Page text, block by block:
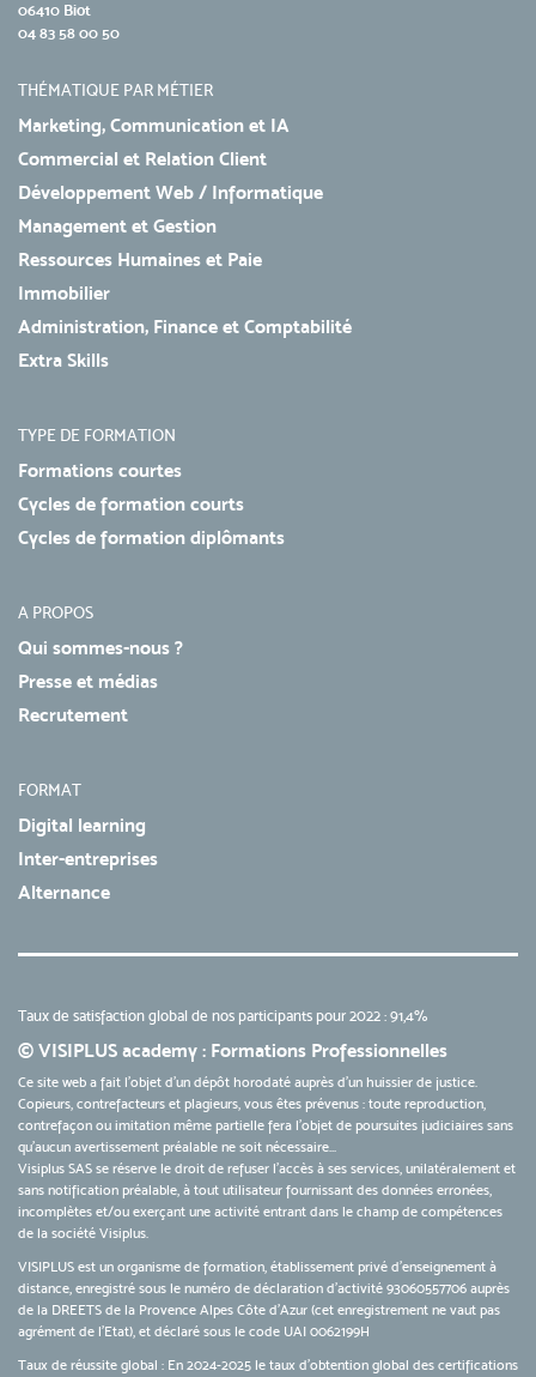
06410 Biot
04 83 58 00 50
THÉMATIQUE PAR MÉTIER
Marketing, Communication et IA
Commercial et Relation Client
Développement Web / Informatique
Management et Gestion
Ressources Humaines et Paie
Immobilier
Administration, Finance et Comptabilité
Extra Skills
TYPE DE FORMATION
Formations courtes
Cycles de formation courts
Cycles de formation diplômants
A PROPOS
Qui sommes-nous ?
Presse et médias
Recrutement
FORMAT
Digital learning
Inter-entreprises
Alternance
Taux de satisfaction global de nos participants pour 2022 : 91,4%
© VISIPLUS academy : Formations Professionnelles
Ce site web a fait l'objet d'un dépôt horodaté auprès d'un huissier de justice.
Copieurs, contrefacteurs et plagieurs, vous êtes prévenus : toute reproduction,
contrefaçon ou imitation même partielle fera l'objet de poursuites judiciaires sans
qu’aucun avertissement préalable ne soit nécessaire...
Visiplus SAS se réserve le droit de refuser l'accès à ses services, unilatéralement et
sans notification préalable, à tout utilisateur fournissant des données erronées,
incomplètes et/ou exerçant une activité entrant dans le champ de compétences
de la société Visiplus.
VISIPLUS est un organisme de formation, établissement privé d’enseignement à
distance, enregistré sous le numéro de déclaration d’activité 93060557706 auprès
de la DREETS de la Provence Alpes Côte d’Azur (cet enregistrement ne vaut pas
agrément de l’Etat), et déclaré sous le code UAI 0062199H
Taux de réussite global : En 2024-2025 le taux d'obtention global des certifications